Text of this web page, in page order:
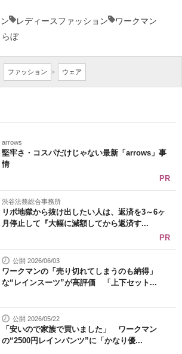
レディースファッション
ワークマン
らぼ
ファッション > ウェア
arrows
堅牢さ・コスパだけじゃない最新「arrows」事
情
PR
渋谷法務総合事務所
リボ地獄から抜け出したい人は、返済を3～6ヶ
月停止して『大幅に減額してから返済す...
PR
公開 2026/06/03
ワークマンの「売り切れてしまうのも納得」
な“レインスーツ”が高評価 「上下セット...
公開 2026/05/22
「安いので家族で買いました」 ワークマン
の“2500円レインパンツ”に「かなり優...